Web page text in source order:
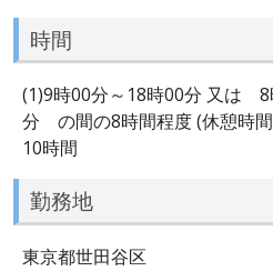
時間
(1)9時00分～18時00分 又は
分 の間の8時間程度 (休憩時
10時間
勤務地
東京都世田谷区